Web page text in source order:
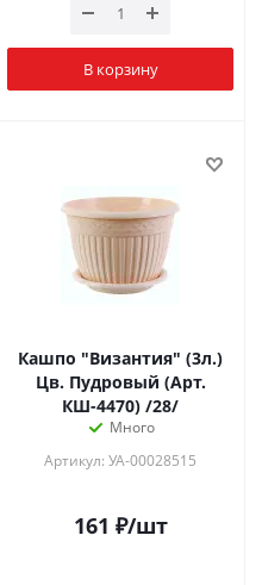
В корзину
Кашпо "Византия" (3л.)
Цв. Пудровый (Арт.
КШ-4470) /28/
Много
Артикул: УА-00028515
161 ₽/шт